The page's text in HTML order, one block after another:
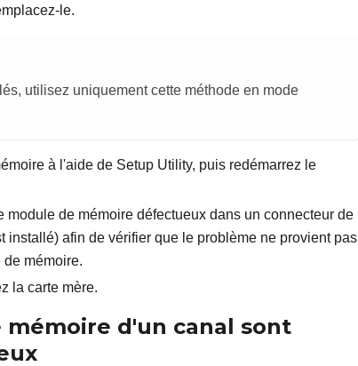
le.
utilisez uniquement cette méthode en mode
à l'aide de Setup Utility, puis redémarrez le
de mémoire défectueux dans un connecteur de
installé) afin de vérifier que le problème ne provient pas
mémoire.
la carte mère.
d'un canal sont